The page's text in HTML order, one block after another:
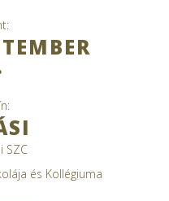
SZC
és Kollégiuma